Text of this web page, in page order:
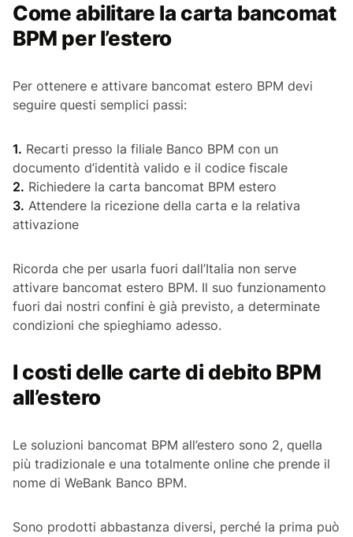
Come abilitare la carta bancomat
BPM per l’estero
Per ottenere e attivare bancomat estero BPM devi
seguire questi semplici passi:
1. Recarti presso la filiale Banco BPM con un
documento d’identità valido e il codice fiscale
2. Richiedere la carta bancomat BPM estero
3. Attendere la ricezione della carta e la relativa
attivazione
Ricorda che per usarla fuori dall’Italia non serve
attivare bancomat estero BPM. Il suo funzionamento
fuori dai nostri confini è già previsto, a determinate
condizioni che spieghiamo adesso.
I costi delle carte di debito BPM
all’estero
Le soluzioni bancomat BPM all’estero sono 2, quella
più tradizionale e una totalmente online che prende il
nome di WeBank Banco BPM.
Sono prodotti abbastanza diversi, perché la prima può